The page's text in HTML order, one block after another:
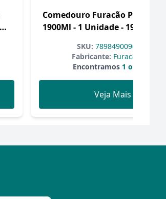
Comedouro Furacão Pet Para
1900Ml - 1 Unidade - 1900
SKU: 7898490096299
Fabricante: Furacão pet
Encontramos1 ofertas
Veja Mais